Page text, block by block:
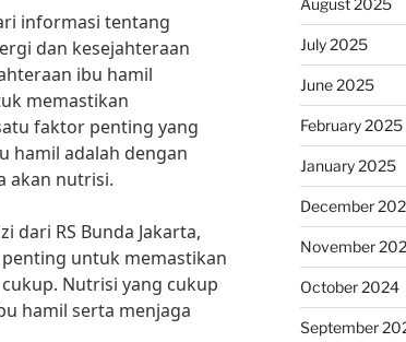
informasi tentang
dan kesejahteraan
ibu hamil
memastikan
faktor penting yang
hamil adalah dengan
akan nutrisi.
dari RS Bunda Jakarta,
untuk memastikan
Nutrisi yang cukup
hamil serta menjaga
August 2025
July 2025
June 2025
February 2025
January 2025
December
November
October 2024
September